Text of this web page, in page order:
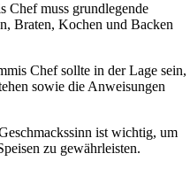
Chef muss grundlegende
Braten, Kochen und Backen
Chef sollte in der Lage sein,
sowie die Anweisungen
ist wichtig, um
zu gewährleisten.